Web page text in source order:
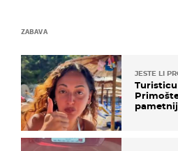
ZABAVA
JESTE LI